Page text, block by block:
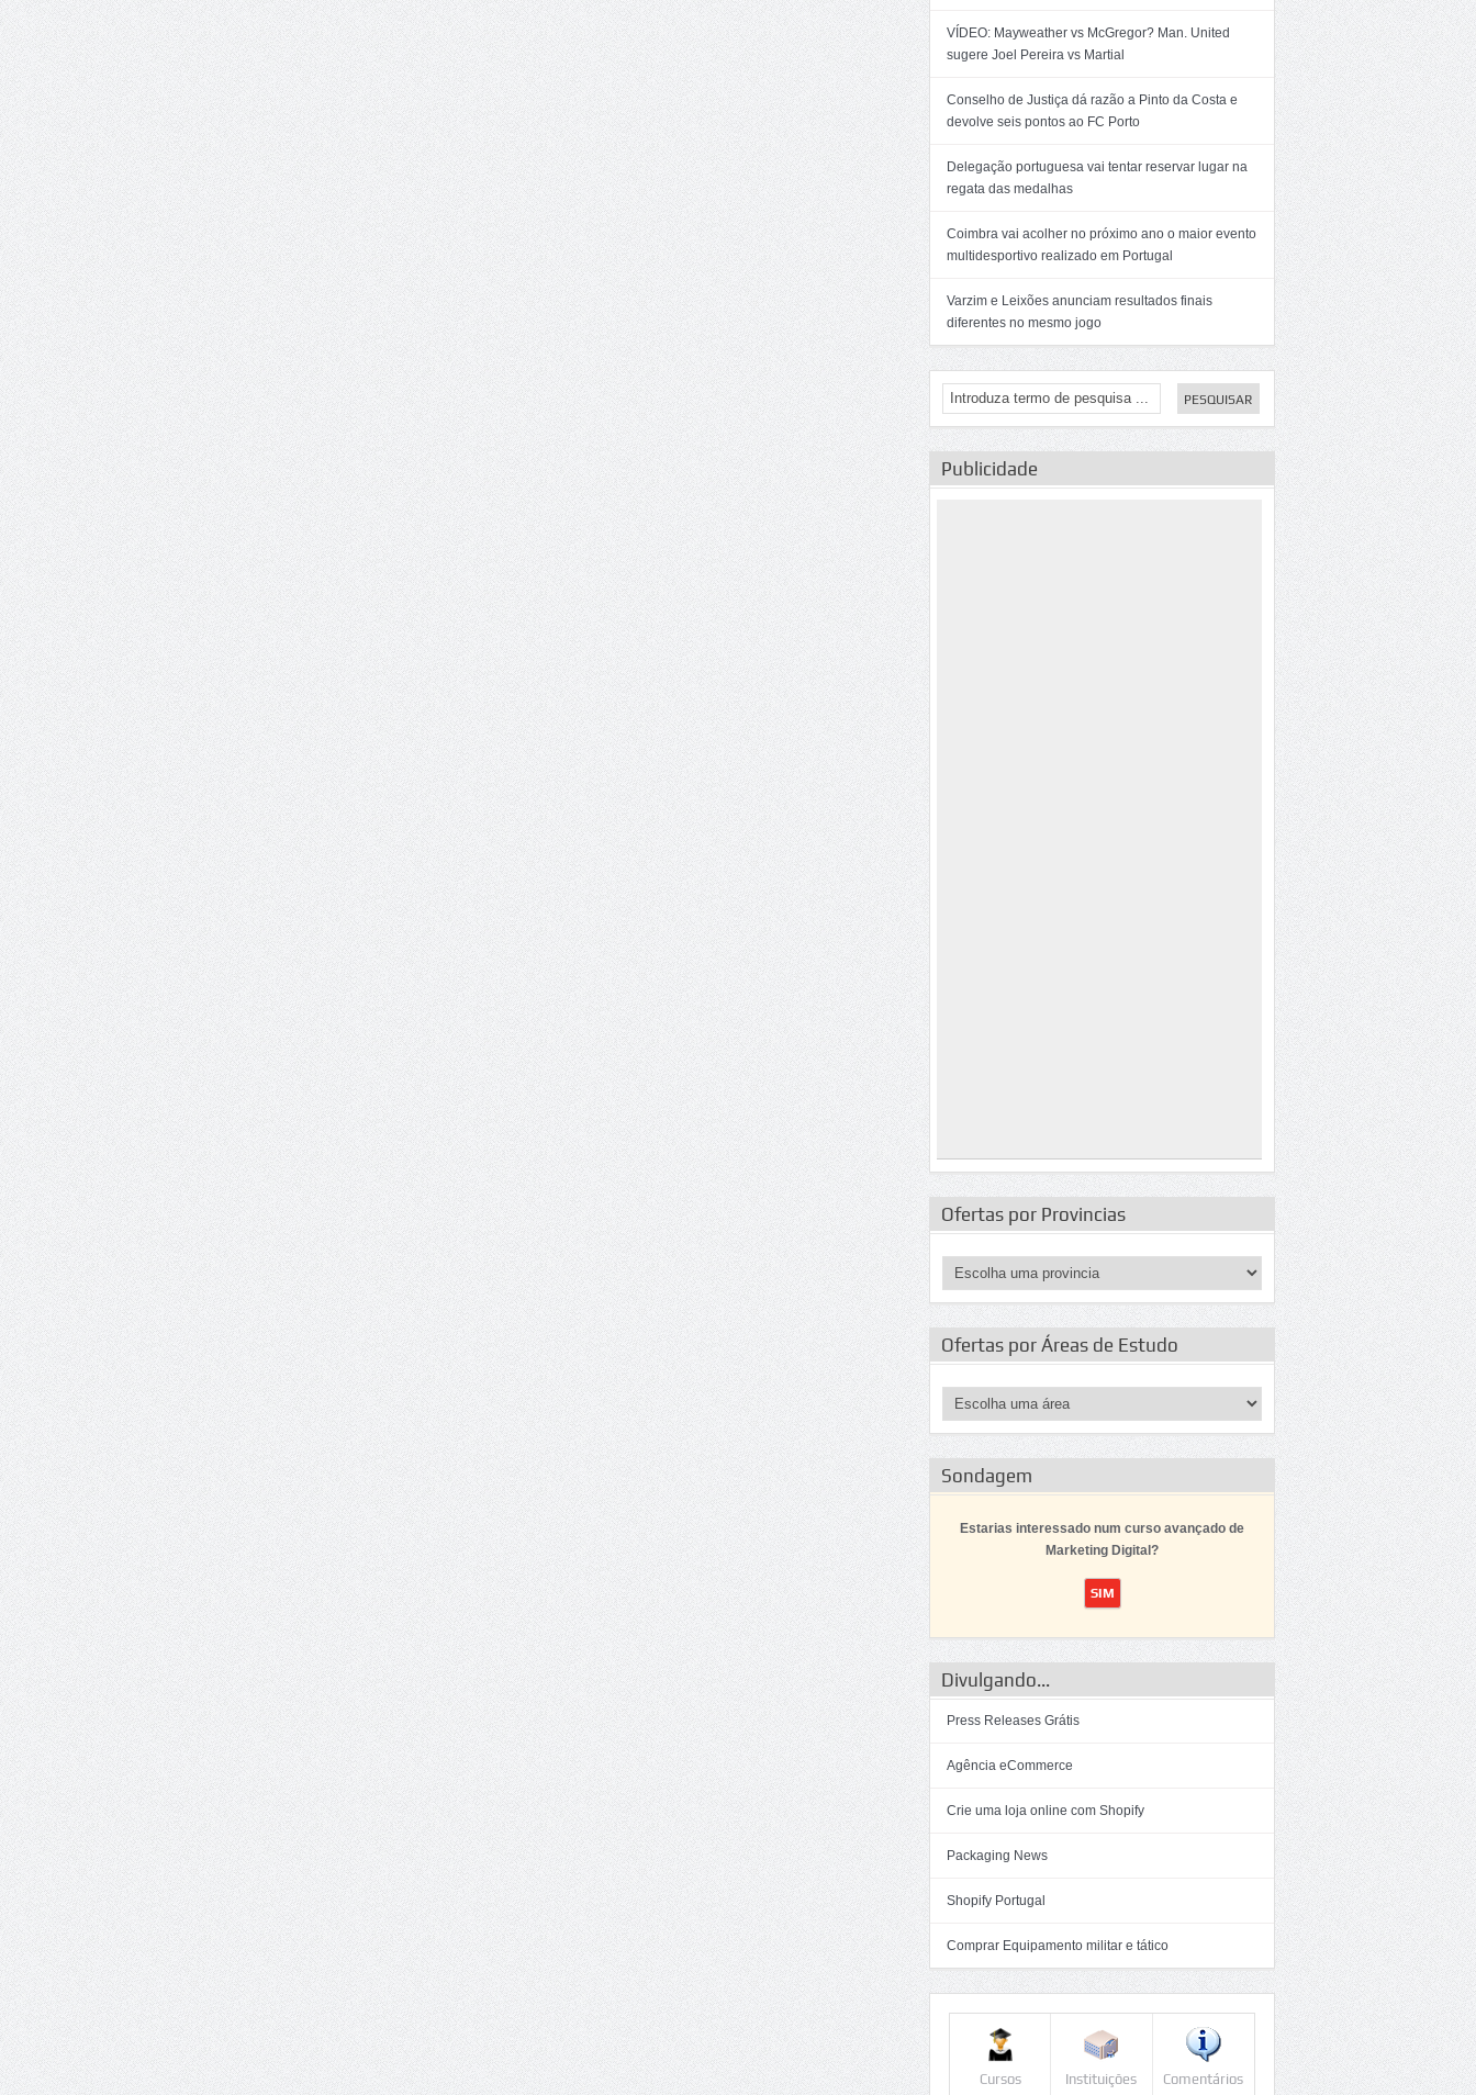
VÍDEO: Mayweather vs McGregor? Man. United
sugere Joel Pereira vs Martial
Conselho de Justiça dá razão a Pinto da Costa e
devolve seis pontos ao FC Porto
Delegação portuguesa vai tentar reservar lugar na
regata das medalhas
Coimbra vai acolher no próximo ano o maior evento
multidesportivo realizado em Portugal
Varzim e Leixões anunciam resultados finais
diferentes no mesmo jogo
Publicidade
Ofertas por Provincias
Ofertas por Áreas de Estudo
Sondagem
Estarias interessado num curso avançado de
Marketing Digital?
Divulgando...
Press Releases Grátis
Agência eCommerce
Crie uma loja online com Shopify
Packaging News
Shopify Portugal
Comprar Equipamento militar e tático
Cursos Instituições Comentários